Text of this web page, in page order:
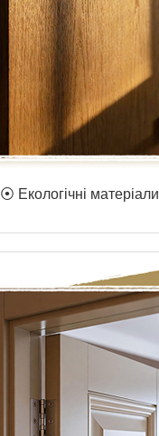
⦿ Екологічні матеріали